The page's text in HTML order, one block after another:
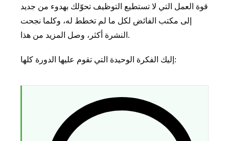
قوة العمل التي لا تستطيع التوظيف تحوّلك بهدوء من جديد
إلى مكتب الفائض لكل ما لم تخطط له، وكلما نجحت
النشرة أكثر، وصل المزيد من هذا.
إليك الفكرة الوحيدة التي تقوم عليها الدورة كلها: